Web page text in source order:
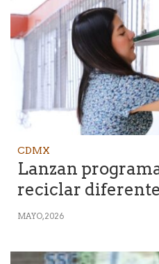
CDMX
Lanzan
reciclar
MAYO, 2026